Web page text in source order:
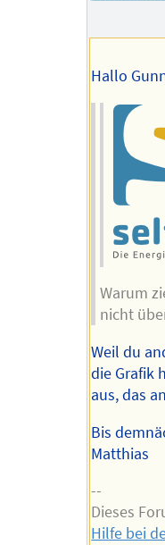
Hallo
Warum
nicht
Weil du
die Grafik
aus, das
Bis
Matthias
--
Dieses
Hilfe bei